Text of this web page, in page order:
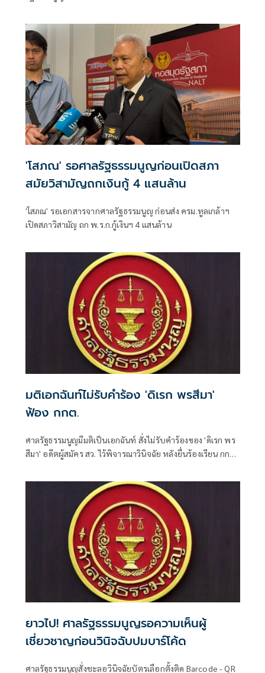
เป็นต้นไป
'โสภณ' รอศาลรัฐธรรมนูญก่อนเปิดสภา
สมัยวิสามัญถกเงินกู้ 4 แสนล้าน
'โสภณ' รอเอกสารจากศาลรัฐธรรมนูญ ก่อนส่ง ครม.ทูลเกล้าฯ
เปิดสภาวิสามัญ ถก พ.ร.ก.กู้เงินฯ 4 แสนล้าน
มติเอกฉันท์ไม่รับคำร้อง 'ดิเรก พรสีมา'
ฟ้อง กกต.
ศาลรัฐธรรมนูญมีมติเป็นเอกฉันท์ สั่งไม่รับคำร้องของ 'ดิเรก พร
สีมา' อดีตผู้สมัคร สว. ไว้พิจารณาวินิจฉัย หลังยื่นร้องเรียน กกต.
ยาวไป! ศาลรัฐธรรมนูญรอความเห็นผู้
เชี่ยวชาญก่อนวินิจฉับปมบาร์โค้ด
ศาลรัฐธรรมนูญสั่งชะลอวินิจฉัยบัตรเลือกตั้งติด Barcode - QR